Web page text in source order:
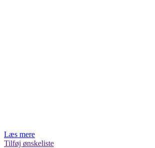
Læs mere
Tilføj ønskeliste